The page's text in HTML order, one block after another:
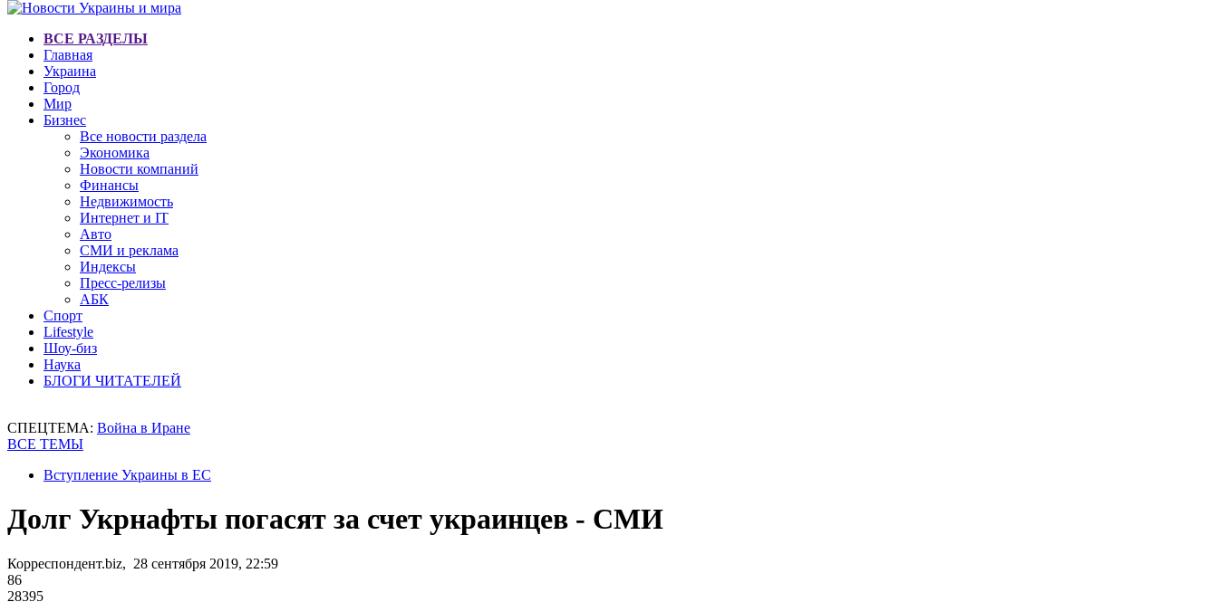
ВСЕ РАЗДЕЛЫ
Главная
Украина
Город
Мир
Бизнес
Все новости раздела
Экономика
Новости компаний
Финансы
Недвижимость
Интернет и IT
Авто
СМИ и реклама
Индексы
Пресс-релизы
АБК
Спорт
Lifestyle
Шоу-биз
Наука
БЛОГИ ЧИТАТЕЛЕЙ
СПЕЦТЕМА: Война в Иране
ВСЕ ТЕМЫ
Вступление Украины в ЕС
Долг Укрнафты погасят за счет украинцев - СМИ
Корреспондент.biz, 28 сентября 2019, 22:59
86
28395